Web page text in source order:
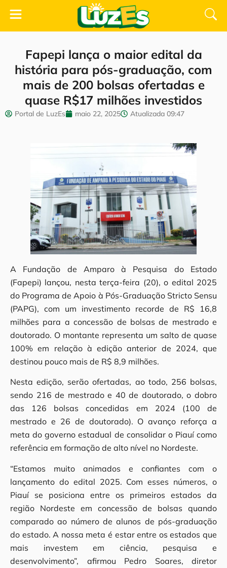
Fapepi lança o maior edital da
história para pós-graduação, com
mais de 200 bolsas ofertadas e
quase R$17 milhões investidos
Portal de LuzEs maio 22, 2025 Atualizada 09:47
A Fundação de Amparo à Pesquisa do Estado
(Fapepi) lançou, nesta terça-feira (20), o edital 2025
do Programa de Apoio à Pós-Graduação Stricto Sensu
(PAPG), com um investimento recorde de R$ 16,8
milhões para a concessão de bolsas de mestrado e
doutorado. O montante representa um salto de quase
100% em relação à edição anterior de 2024, que
destinou pouco mais de R$ 8,9 milhões.
Nesta edição, serão ofertadas, ao todo, 256 bolsas,
sendo 216 de mestrado e 40 de doutorado, o dobro
das 126 bolsas concedidas em 2024 (100 de
mestrado e 26 de doutorado). O avanço reforça a
meta do governo estadual de consolidar o Piauí como
referência em formação de alto nível no Nordeste.
“Estamos muito animados e confiantes com o
lançamento do edital 2025. Com esses números, o
Piauí se posiciona entre os primeiros estados da
região Nordeste em concessão de bolsas quando
comparado ao número de alunos de pós-graduação
do estado. A nossa meta é estar entre os estados que
mais investem em ciência, pesquisa e
desenvolvimento”, afirmou Pedro Soares, diretor